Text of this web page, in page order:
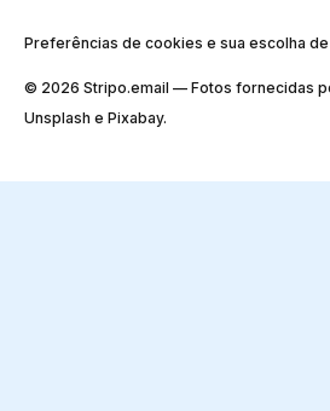
Preferências de cookies e sua escolha
© 2026 Stripо.email — Fotos fornecidas
Unsplash e Pixabay.